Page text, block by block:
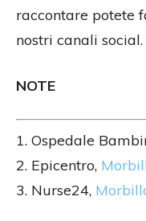
raccontare potete
nostri canali social.
NOTE
1. Ospedale
2. Epicentro,
3. Nurse24,